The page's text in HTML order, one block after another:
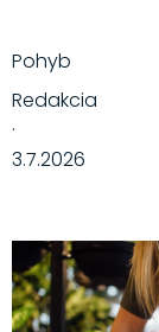
Pohyb
Redakcia
·
3.7.2026